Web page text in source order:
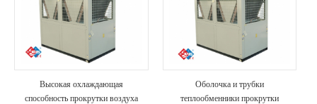
Высокая охлаждающая
способность прокрутки воздуха
Оболочка и трубки
теплообменники прокрутки